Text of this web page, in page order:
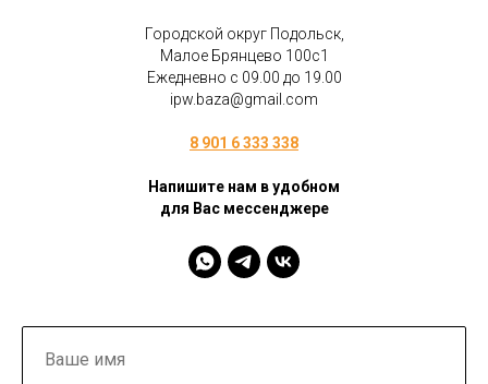
Городской округ Подольск,
Малое Брянцево 100с1
Ежедневно с 09.00 до 19.00
ipw.baza@gmail.com
8 901 6 333 338
Напишите нам в удобном
для Вас мессенджере